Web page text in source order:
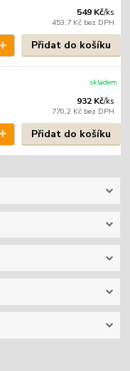
549 Kč/ks
453,7 Kč bez DPH
Přidat do košíku
932 Kč/ks
770,2 Kč bez DPH
skladem
Přidat do košíku